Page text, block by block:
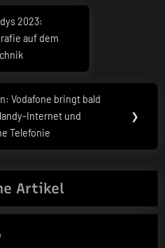
2023:
auf dem
Vodafone bringt bald
Internet und
Telefonie
❯
Artikel